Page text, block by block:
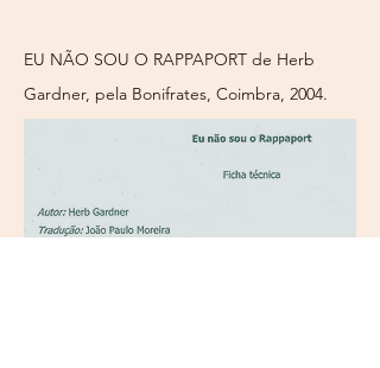
EU NÃO SOU O RAPPAPORT de Herb
Gardner, pela Bonifrates, Coimbra, 2004.